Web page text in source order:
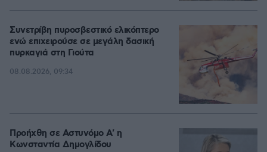
Συνετρίβη πυροσβεστικό ελικόπτερο
ενώ επιχειρούσε σε μεγάλη δασική
πυρκαγιά στη Γιούτα
08.08.2026, 09:34
Προήχθη σε Αστυνόμο Α' η
Κωνσταντία Δημογλίδου